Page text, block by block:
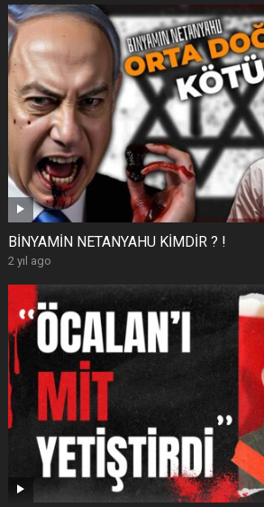
BİNYAMİN NETANYAHU KİMDİR ? !
2 yıl ago